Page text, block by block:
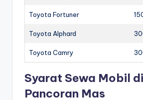
Toyota Fortuner
Toyota Alphard
Toyota Camry
Syarat Sewa Mobil di
Pancoran Mas